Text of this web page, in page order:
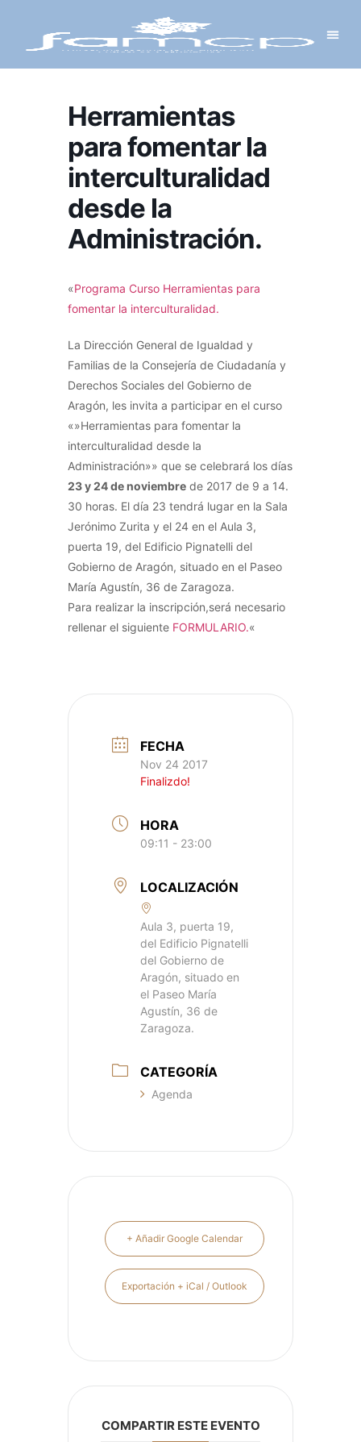
Herramientas
para fomentar la
interculturalidad
desde la
Administración.
«Programa Curso Herramientas para
fomentar la interculturalidad.
La Dirección General de Igualdad y
Familias de la Consejería de Ciudadanía y
Derechos Sociales del Gobierno de
Aragón, les invita a participar en el curso
«»Herramientas para fomentar la
interculturalidad desde la
Administración»» que se celebrará los días
23 y 24 de noviembre de 2017 de 9 a 14.
30 horas. El día 23 tendrá lugar en la Sala
Jerónimo Zurita y el 24 en el Aula 3,
puerta 19, del Edificio Pignatelli del
Gobierno de Aragón, situado en el Paseo
María Agustín, 36 de Zaragoza.
Para realizar la inscripción,será necesario
rellenar el siguiente FORMULARIO.«
FECHA
Nov 24 2017
Finalizdo!
HORA
09:11 - 23:00
LOCALIZACIÓN
Aula 3, puerta 19,
del Edificio Pignatelli
del Gobierno de
Aragón, situado en
el Paseo María
Agustín, 36 de
Zaragoza.
CATEGORÍA
Agenda
+ Añadir Google Calendar
Exportación + iCal / Outlook
COMPARTIR ESTE EVENTO